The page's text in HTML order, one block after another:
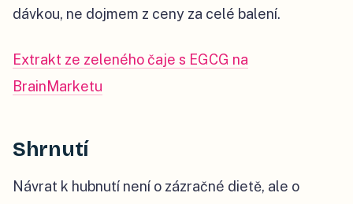
dávkou, ne dojmem z ceny za celé balení.
Extrakt ze zeleného čaje s EGCG na
BrainMarketu
Shrnutí
Návrat k hubnutí není o zázračné dietě, ale o